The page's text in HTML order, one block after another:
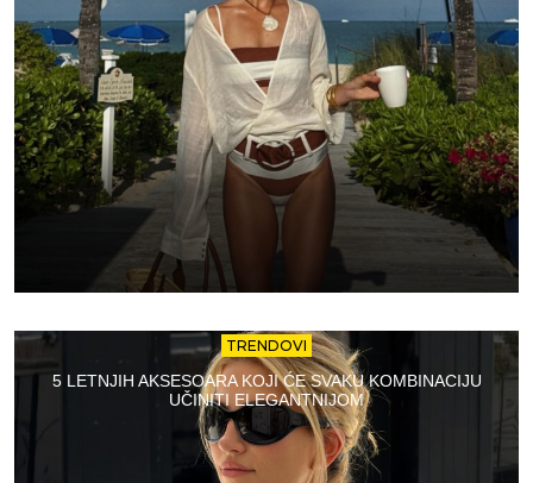
TRENDOVI
5 LETNJIH AKSESOARA KOJI ĆE SVAKU KOMBINACIJU
UČINITI ELEGANTNIJOM